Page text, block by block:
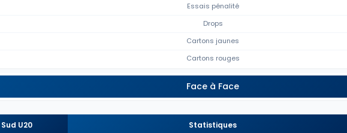
Essais pénalité
Drops
Cartons jaunes
Cartons rouges
Face à Face
U20
Statistiques